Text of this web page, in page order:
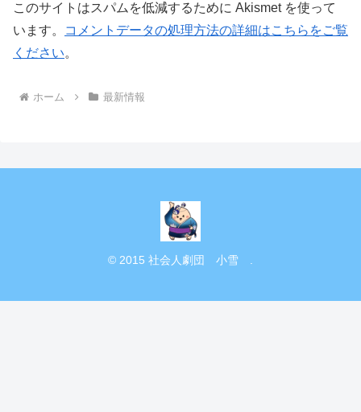
このサイトはスパムを低減するために Akismet を使って
います。
コメントデータの処理方法の詳細はこちらをご覧
ください。
ホーム 最新情報
© 2015 社会人劇団 小雪 .